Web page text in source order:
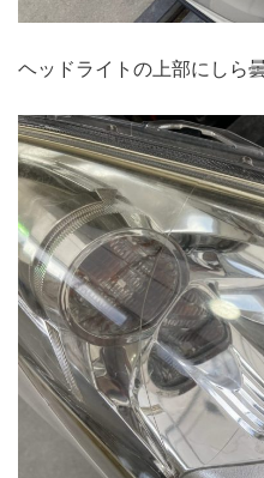
ヘッドライトの上部にしら